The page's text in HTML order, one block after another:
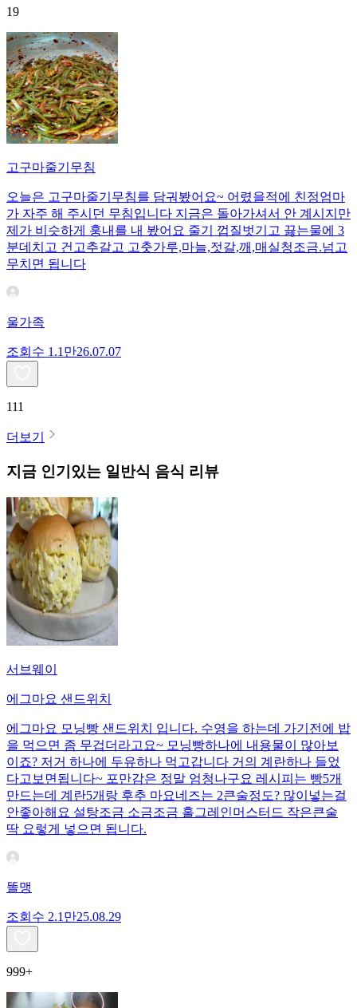
19
고구마줄기무침
오늘은 고구마줄기무침를 담궈봤어요~ 어렸을적에 친정엄마
가 자주 해 주시던 무침입니다 지금은 돌아가셔서 안 계시지만
제가 비슷하게 훙내를 내 봤어요 줄기 껍질벗기고 끓는물에 3
분데치고 건고추갈고 고춧가루,마늘,젓갈,깨,매실청조금.넘고
무치면 됩니다
울가족
조회수 1.1만26.07.07
111
더보기
지금 인기있는 일반식 음식 리뷰
서브웨이
에그마요 샌드위치
에그마요 모닝빵 샌드위치 입니다. 수영을 하는데 가기전에 밥
을 먹으면 좀 무겁더라고요~ 모닝빵하나에 내용물이 많아보
이죠? 저거 하나에 두유하나 먹고갑니다 거의 계란하나 들었
다고보면됩니다~ 포만감은 정말 엄청나구요 레시피는 빵5개
만드는데 계란5개랑 후추 마요네즈는 2큰술정도? 많이넣는걸
안좋아해요 설탕조금 소금조금 홀그레인머스터드 작은큰술
딱 요렇게 넣으면 됩니다.
똘맹
조회수 2.1만25.08.29
999+